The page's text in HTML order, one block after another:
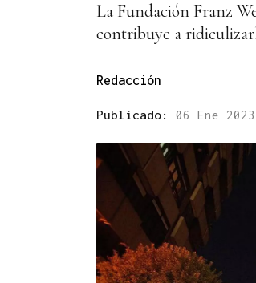
La Fundación Franz
contribuye a
Redacción
Publicado: 06 Ene